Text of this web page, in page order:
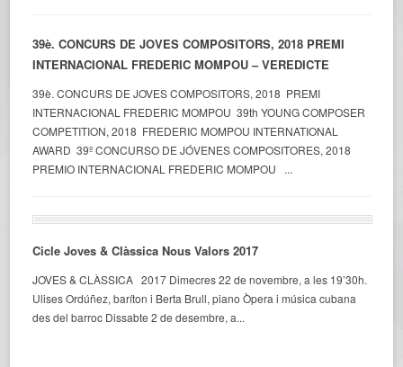
39è. CONCURS DE JOVES COMPOSITORS, 2018 PREMI
INTERNACIONAL FREDERIC MOMPOU – VEREDICTE
39è. CONCURS DE JOVES COMPOSITORS, 2018 PREMI
INTERNACIONAL FREDERIC MOMPOU 39th YOUNG COMPOSER
COMPETITION, 2018 FREDERIC MOMPOU INTERNATIONAL
AWARD 39º CONCURSO DE JÓVENES COMPOSITORES, 2018
PREMIO INTERNACIONAL FREDERIC MOMPOU ...
Cicle Joves & Clàssica Nous Valors 2017
JOVES & CLÀSSICA 2017 Dimecres 22 de novembre, a les 19’30h.
Ulises Ordúñez, baríton i Berta Brull, piano Òpera i música cubana
des del barroc Dissabte 2 de desembre, a...